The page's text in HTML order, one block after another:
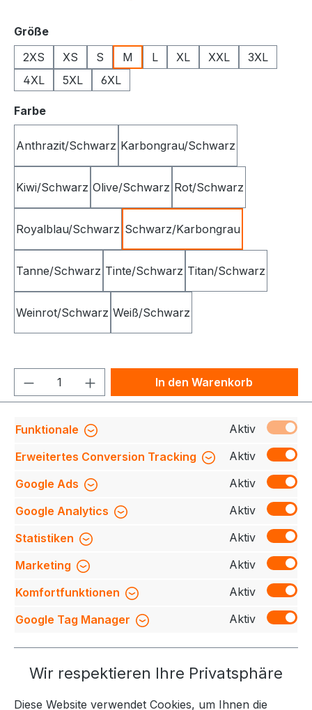
Größeauswählen
2XS
XS S M L XL XXL
3XL
4XL
5XL 6XL
Farbeauswählen
Anthrazit/Schwarz Karbongrau/Schwarz
Kiwi/Schwarz Olive/Schwarz Rot/Schwarz
Royalblau/Schwarz Schwarz/Karbongrau
Tanne/Schwarz Tinte/Schwarz Titan/Schwarz
Weinrot/Schwarz Weiß/Schwarz
Produkt Anzahl: Gib denIn den Warenkorb
Produktnummer:
Beschreibung
Besonders strapazierfähiges
Sweatshirt mit Einsätzen in Kontrastfarbe Schwarz
an den Seiten, Schultern und Ärmeln, sowie kon…
Mehr
Bewertungen
Service-Hotline
Weitere Themen
Informationen Kontakt
Funktionale
Aktiv
Erweitertes Conversion Tracking
Aktiv
Google Ads
Aktiv
Google Analytics
Aktiv
Statistiken
Aktiv
Marketing
Aktiv
Komfortfunktionen
Aktiv
Google Tag Manager
Aktiv
Wir respektieren Ihre Privatsphäre
Diese Website verwendet Cookies, um Ihnen die